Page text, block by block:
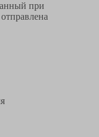
при